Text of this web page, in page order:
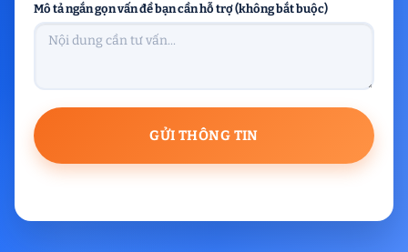
Mô tả ngắn gọn vấn đề bạn cần hỗ trợ (không bắt buộc)